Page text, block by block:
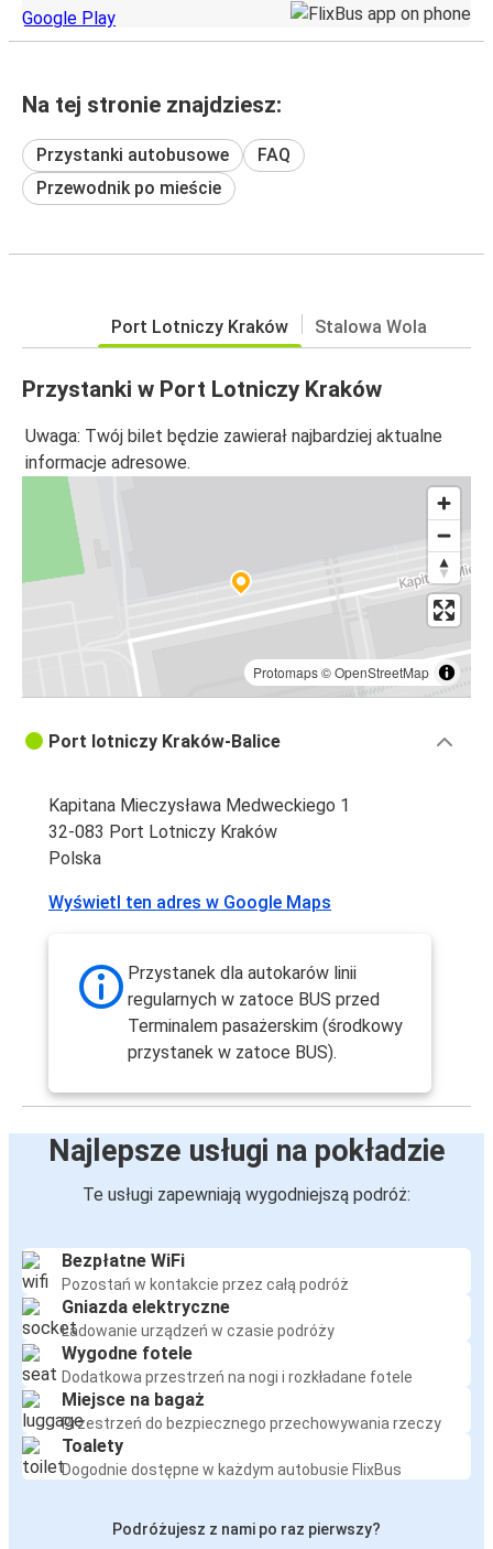
Na tej stronie znajdziesz:
Przystanki autobusowe
FAQ
Przewodnik po mieście
Port Lotniczy Kraków Stalowa Wola
Przystanki w Port Lotniczy Kraków
Uwaga: Twój bilet będzie zawierał najbardziej aktualne
informacje adresowe.
Protomaps©OpenStreetMap
Port lotniczy Kraków-Balice
Kapitana Mieczysława Medweckiego 1
32-083 Port Lotniczy Kraków
Polska
Wyświetl ten adres w Google Maps
Przystanek dla autokarów linii
regularnych w zatoce BUS przed
Terminalem pasażerskim (środkowy
przystanek w zatoce BUS).
Najlepsze usługi na pokładzie
Te usługi zapewniają wygodniejszą podróż:
Bezpłatne WiFi
Pozostań w kontakcie przez całą podróż
Gniazda elektryczne
Ładowanie urządzeń w czasie podróży
Wygodne fotele
Dodatkowa przestrzeń na nogi i rozkładane fotele
Miejsce na bagaż
Przestrzeń do bezpiecznego przechowywania rzeczy
Toalety
Dogodnie dostępne w każdym autobusie FlixBus
Podróżujesz z nami po raz pierwszy?